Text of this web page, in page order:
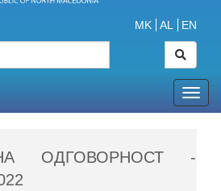
MK AL EN
ОДГОВОРНОСТ -